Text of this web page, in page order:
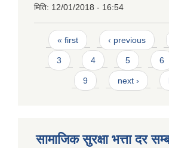
मिति: 12/01/2018 - 16:54
Pages
« first ‹ previous
3 4 5 6
9 next ›
सामाजिक सुरक्षा भत्ता दर